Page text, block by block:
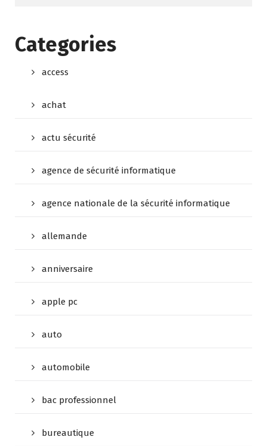
Categories
access
achat
actu sécurité
agence de sécurité informatique
agence nationale de la sécurité informatique
allemande
anniversaire
apple pc
auto
automobile
bac professionnel
bureautique